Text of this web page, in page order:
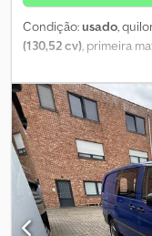
Condição:usado,
(130,52 cv), primeira
peso total:3 500 kg,
volume do espaço de
carga:3 600 mm,
espaço de carga:1
3500kg, Compartimento
1.900 mm, Volume do
tecido, FURGÃO L3H2
NO ESTADO EM QUE